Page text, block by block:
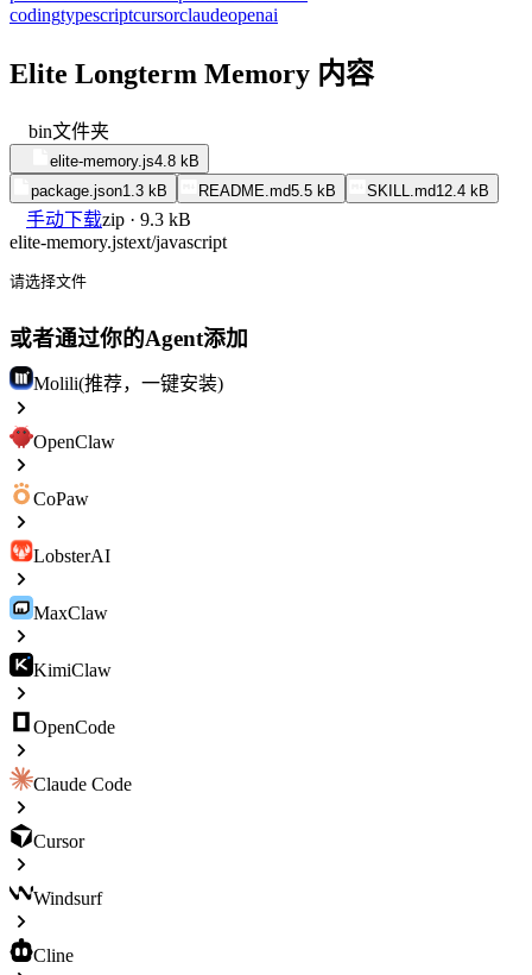
codingtypescriptcursorclaudeopenai
Elite Longterm Memory 内容
bin文件夹
elite-memory.js4.8 kB
package.json1.3 kB README.md5.5 kB SKILL.md12.4 kB
手动下载zip · 9.3 kB
elite-memory.jstext/javascript
请选择文件
或者通过你的Agent添加
Molili(推荐，一键安装)
OpenClaw
CoPaw
LobsterAI
MaxClaw
KimiClaw
OpenCode
Claude Code
Cursor
Windsurf
Cline